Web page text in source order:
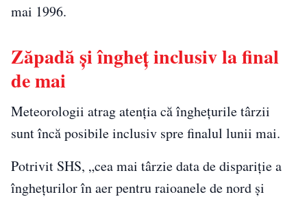
mai 1996.
Zăpadă și îngheț inclusiv la final
de mai
Meteorologii atrag atenția că înghețurile târzii
sunt încă posibile inclusiv spre finalul lunii mai.
Potrivit SHS, „cea mai târzie data de dispariție a
înghețurilor în aer pentru raioanele de nord și